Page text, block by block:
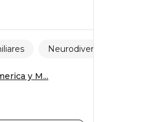
Neurodiversidad
y M...